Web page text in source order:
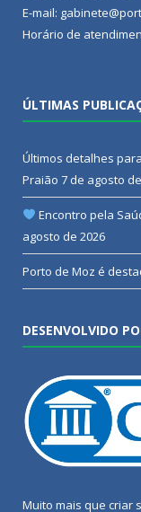
E-mail:
Horário de
ÚLTIMAS
Últimos detalhes
Praião 7 de agosto
Encontro pela
agosto de 2026
Porto de Moz é
DESENVOLVIDO
Muito mais que criar